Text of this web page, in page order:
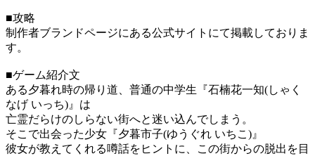
■攻略
制作者ブランドページにある公式サイトにて掲載しておりま
す。
■ゲーム紹介文
ある夕暮れ時の帰り道、普通の中学生『石楠花一知(しゃく
なげ いっち)』は
亡霊だらけのしらない街へと迷い込んでしまう。
そこで出会った少女『夕暮市子(ゆうぐれ いちこ)』
彼女が教えてくれる噂話をヒントに、この街からの脱出を目